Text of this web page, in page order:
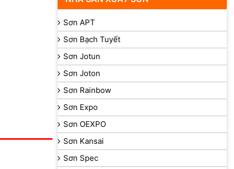
Sơn APT
Sơn Bạch Tuyết
Sơn Jotun
Sơn Joton
Sơn Rainbow
Sơn Expo
Sơn OEXPO
Sơn Kansai
Sơn Spec